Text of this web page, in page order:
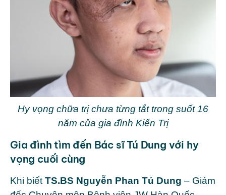
Hy vọng chữa trị chưa từng tắt trong suốt 16
năm của gia đình Kiến Trị
Gia đình tìm đến Bác sĩ Tú Dung với hy
vọng cuối cùng
Khi biếtTS.BS Nguyễn Phan Tú Dung – Giám